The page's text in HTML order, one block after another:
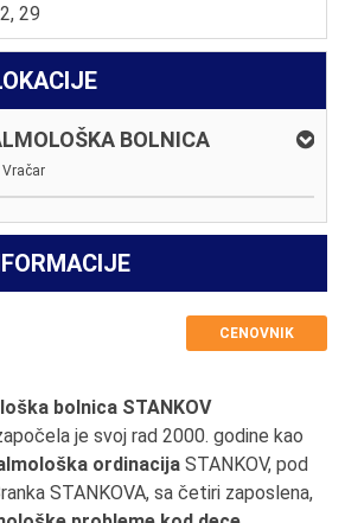
29
BOLNICA
Vračar
CENOVNIK
bolnica STANKOV
je svoj rad 2000. godine kao
ordinacija STANKOV, pod
STANKOVA, sa četiri zaposlena,